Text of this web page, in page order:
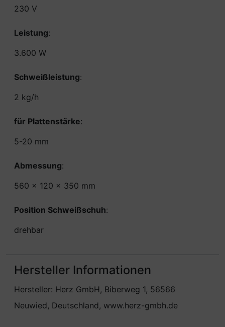
230 V
Leistung:
3.600 W
Schweißleistung:
2 kg/h
für Plattenstärke:
5-20 mm
Abmessung:
560 x 120 x 350 mm
Position Schweißschuh:
drehbar
Hersteller Informationen
Hersteller: Herz GmbH, Biberweg 1, 56566
Neuwied, Deutschland, www.herz-gmbh.de